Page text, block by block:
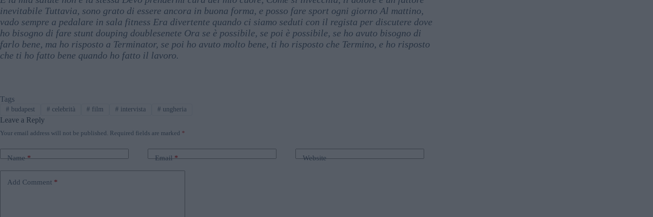
inevitabile Tuttavia, sono grato di essere ancora in buona forma, e posso fare sport ogni giorno Al mattino,
vado sempre a pedalare in sala fitness Era divertente quando ci siamo seduti con il regista per discutere dove
ho bisogno di fare stunt douping doublesenete Ora se è possibile, se poi è possibile, se ho avuto bisogno di
farlo bene, ma ho risposto a Terminator, se poi ho avuto molto bene, ti ho risposto che Termino, e ho risposto
che ti ho fatto bene quando ho fatto il lavoro.
Tags
#budapest #celebrità # film # intervista # ungheria
Leave a Reply
Your email address will not be published. Required fields are marked *
Name* Email* Website
Add Comment *